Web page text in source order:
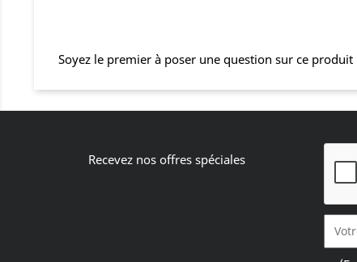
Soyez le premier à poser une question sur ce produit
Recevez nos offres spéciales